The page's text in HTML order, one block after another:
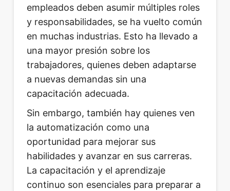
empleados deben asumir múltiples roles
y responsabilidades, se ha vuelto común
en muchas industrias. Esto ha llevado a
una mayor presión sobre los
trabajadores, quienes deben adaptarse
a nuevas demandas sin una
capacitación adecuada.
Sin embargo, también hay quienes ven
la automatización como una
oportunidad para mejorar sus
habilidades y avanzar en sus carreras.
La capacitación y el aprendizaje
continuo son esenciales para preparar a